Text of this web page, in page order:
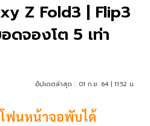
Z Fold3 | Flip3
ดจองโต 5 เท่า
อัปเดตล่าสุด : 01 ก.ย. 64 | 11:52 น.
ฟนหน้าจอพับได้